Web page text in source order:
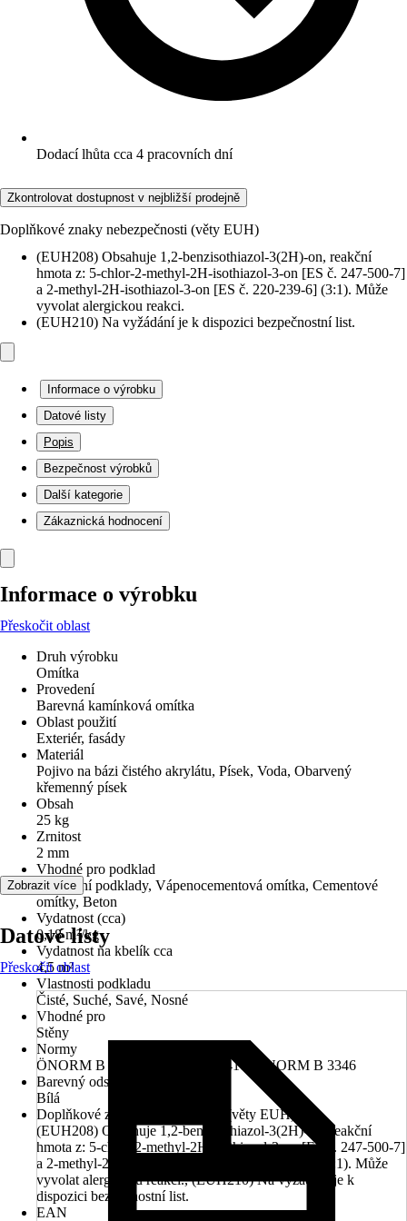
Dodací lhůta cca 4 pracovních dní
Zkontrolovat dostupnost v nejbližší prodejně
Doplňkové znaky nebezpečnosti (věty EUH)
(EUH208) Obsahuje 1,2-benzisothiazol-3(2H)-on, reakční
hmota z: 5-chlor-2-methyl-2H-isothiazol-3-on [ES č. 247-500-7]
a 2-methyl-2H-isothiazol-3-on [ES č. 220-239-6] (3:1). Může
vyvolat alergickou reakci.
(EUH210) Na vyžádání je k dispozici bezpečnostní list.
Informace o výrobku
Datové listy
Popis
Bezpečnost výrobků
Další kategorie
Zákaznická hodnocení
Informace o výrobku
Přeskočit oblast
Druh výrobku
Omítka
Provedení
Barevná kamínková omítka
Oblast použití
Exteriér, fasády
Materiál
Pojivo na bázi čistého akrylátu, Písek, Voda, Obarvený
křemenný písek
Obsah
25 kg
Zrnitost
2 mm
Vhodné pro podklad
Minerální podklady, Vápenocementová omítka, Cementové
omítky, Beton
Vydatnost (cca)
0,18 m²/kg
Vydatnost na kbelík cca
4,5 m²
Vlastnosti podkladu
Čisté, Suché, Savé, Nosné
Vhodné pro
Stěny
Normy
ÖNORM B 2259, ÖNORM B 6410, ÖNORM B 3346
Barevný odstín
Bílá
Doplňkové znaky nebezpečnosti (věty EUH)
(EUH208) Obsahuje 1,2-benzisothiazol-3(2H)-on, reakční
hmota z: 5-chlor-2-methyl-2H-isothiazol-3-on [ES č. 247-500-7]
a 2-methyl-2H-isothiazol-3-on [ES č. 220-239-6] (3:1). Může
vyvolat alergickou reakci., (EUH210) Na vyžádání je k
dispozici bezpečnostní list.
EAN
Zobrazit více
Datové listy
Přeskočit oblast